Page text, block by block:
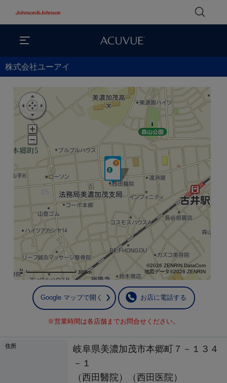
株式会社ユーアイ
300m
©2026 ZENRIN DataCom
地図データ©2026 ZENRIN
Google マップで開く お店に電話する
※営業時間は各店舗までお問合せください。
住所
岐阜県美濃加茂市本郷町７－１３４
－１
（西田醫院）（西田医院）